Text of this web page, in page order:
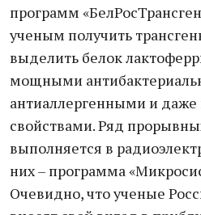
программ
ученым получить
выделить белок
мощными
антиаллергенными и
свойствами. Ряд
выполняется в
них – программа
Очевидно, что ученые